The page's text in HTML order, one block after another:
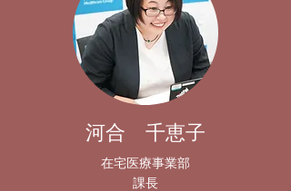
河合 千恵子
在宅医療事業部
​課長